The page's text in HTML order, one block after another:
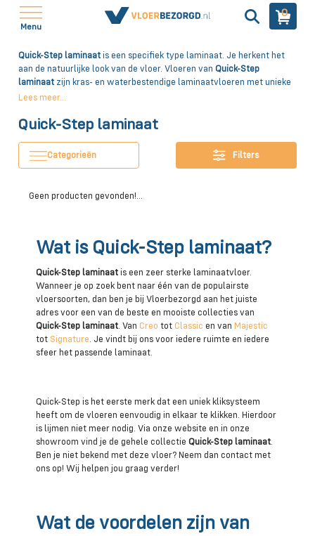
Menu
0
Quick-Step laminaatis een specifiek type laminaat. Je herkent het
aan de natuurlijke look van de vloer. Vloeren vanQuick-Step
laminaat zijn kras- en waterbestendige laminaatvloeren met unieke
kleuren en designs. Ben jij op zoek naar een moderne vloer van
van Vloerbezorgd! Bestel je mooie
wat bij je wensen past.
Lees meer...
Quick-Step laminaat
Categorieën Filters
Geen producten gevonden!...
Wat is Quick-Step laminaat?
Quick-Step laminaat is een zeer sterke laminaatvloer.
Wanneer je op zoek bent naar één van de populairste
vloersoorten, dan ben je bij Vloerbezorgd aan het juiste
adres voor een van de beste en mooiste collecties van
Quick-Step laminaat. Van Creo tot Classic en van Majestic
tot Signature. Je vindt bij ons voor iedere ruimte en iedere
sfeer het passende laminaat.
Quick-Step is het eerste merk dat een uniek kliksysteem
heeft om de vloeren eenvoudig in elkaar te klikken. Hierdoor
is lijmen niet meer nodig. Via onze website en in onze
showroom vind je de gehele collectieQuick-Step laminaat.
Ben je niet bekend met deze vloer? Neem dan contact met
ons op! Wij helpen jou graag verder!
Wat de voordelen zijn van